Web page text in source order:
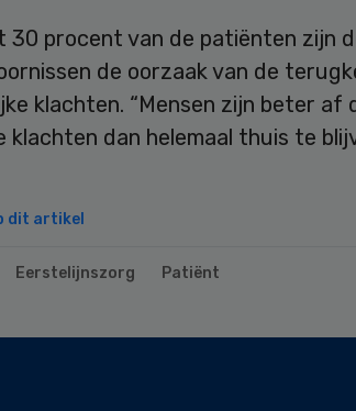
30 procent van de patiënten zijn
de oorzaak van de
klachten. “Mensen zijn beter
klachten dan helemaal thuis te
dit artikel
Eerstelijnszorg Patiënt